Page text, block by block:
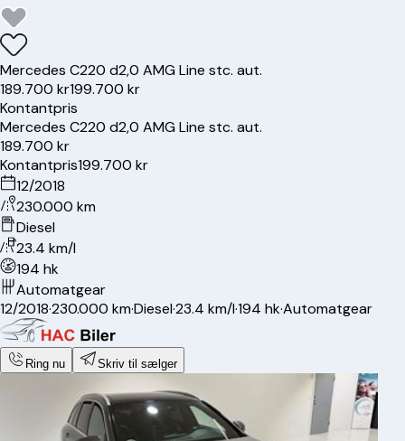
Mercedes C220 d2,0 AMG Line stc. aut.
189.700 kr199.700 kr
Kontantpris
Mercedes C220 d2,0 AMG Line stc. aut.
189.700 kr
Kontantpris199.700 kr
12/2018
230.000 km
Diesel
23.4 km/l
194 hk
Automatgear
12/2018·230.000 km·Diesel·23.4 km/l·194 hk·Automatgear
Ring nu Skriv til sælger